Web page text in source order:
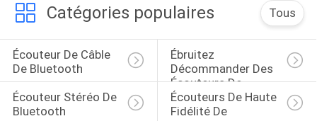
Catégories populaires Tous
Écouteur De Câble
De Bluetooth
Ébruitez
Décommander Des
Écouteurs De
Bluetooth
Écouteur Stéréo De
Bluetooth
Écouteurs De Haute
Fidélité De